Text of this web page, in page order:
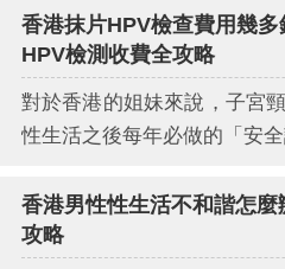
香港抹片HPV檢查費用幾
HPV檢測收費全攻略
對於香港的姐妹來說，子宮
性生活之後每年必做的「安
香港男性性生活不和諧怎
攻略